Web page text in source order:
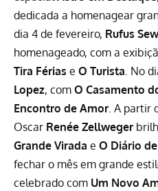
dedicada a homenagear
dia 4 de fevereiro, Rufus
homenageado, com a
Tira Férias e O Turista . No
Lopez, com O Casamento
Encontro de Amor . A partir
Oscar Renée Zellweger
Grande Virada e O Diário
fechar o mês em grande
celebrado com Um Novo